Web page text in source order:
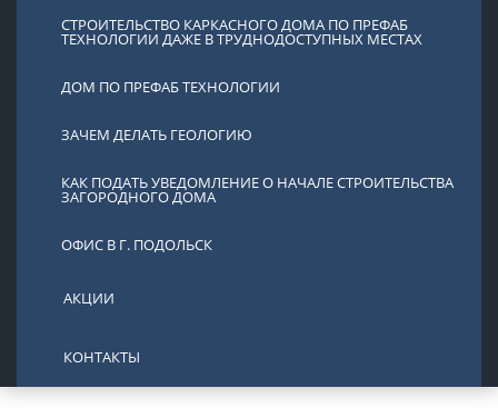
СТРОИТЕЛЬСТВО КАРКАСНОГО ДОМА ПО ПРЕФАБ
ТЕХНОЛОГИИ ДАЖЕ В ТРУДНОДОСТУПНЫХ МЕСТАХ
ДОМ ПО ПРЕФАБ ТЕХНОЛОГИИ
ЗАЧЕМ ДЕЛАТЬ ГЕОЛОГИЮ
КАК ПОДАТЬ УВЕДОМЛЕНИЕ О НАЧАЛЕ СТРОИТЕЛЬСТВА
ЗАГОРОДНОГО ДОМА
ОФИС В Г. ПОДОЛЬСК
АКЦИИ
КОНТАКТЫ